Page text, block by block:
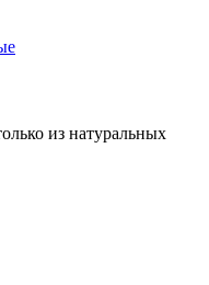
из натуральных